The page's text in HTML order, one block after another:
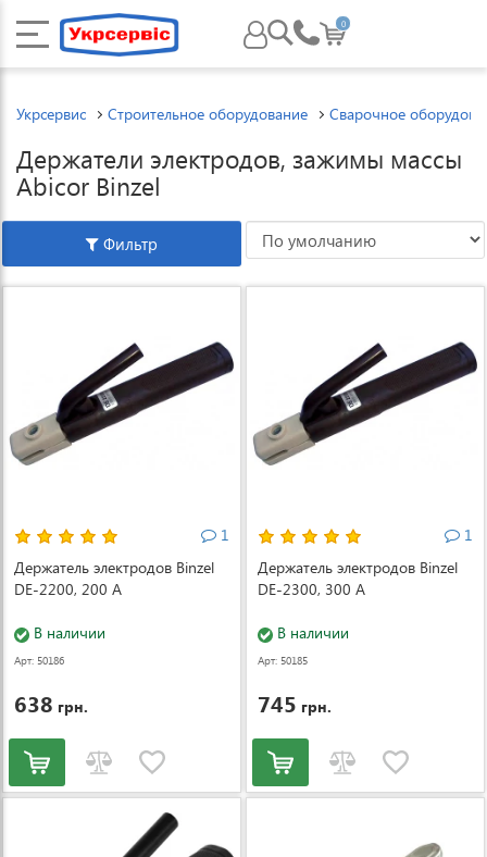
0
Укрсервис Строительное оборудование Сварочное
Держатели электродов, зажимы массы
Abicor Binzel
Фильтр
1
Держатель электродов Binzel
DE-2200, 200 А
В наличии
Арт: 50186
638 грн.
1
Держатель электродов Binzel
DE-2300, 300 A
В наличии
Арт: 50185
745 грн.